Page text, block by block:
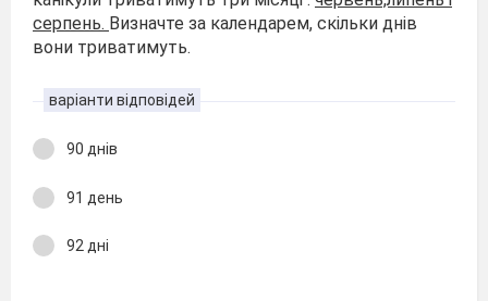
серпень. Визначте за календарем, скільки днів
вони триватимуть.
варіанти відповідей
90 днів
91 день
92 дні